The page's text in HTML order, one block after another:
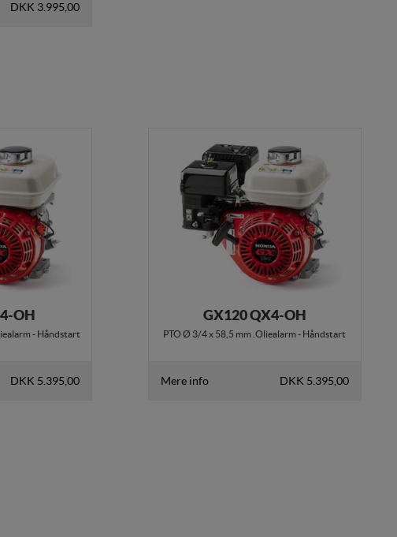
DKK 3.995,00
OH
- Håndstart
DKK 5.395,00
GX120 QX4-OH
PTO Ø 3/4 x 58,5 mm .Oliealarm - Håndstart
Mere info DKK 5.395,00